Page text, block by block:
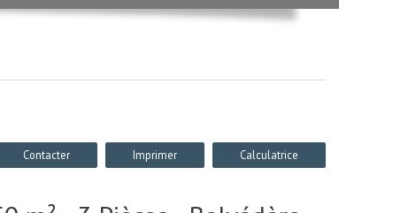
Contacter Imprimer Calculatrice